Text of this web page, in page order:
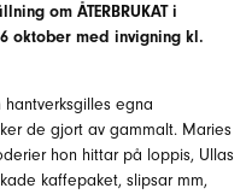
om ÅTERBRUKAT i
oktober med invigning kl.
egna
de gjort av gammalt. Maries
hon hittar på loppis, Ullas
kaffepaket, slipsar mm,